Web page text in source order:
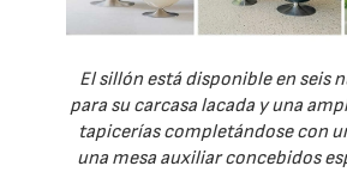
El sillón está disponible en seis
para su carcasa lacada y una
tapicerías completándose con
una mesa auxiliar concebidos